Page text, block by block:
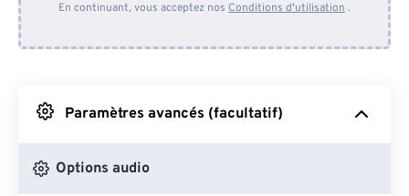
Depuis Google Drive
Depuis OneDrive
En continuant, vous acceptez nos Conditions d'utilisation .
Paramètres avancés (facultatif)
Options audio